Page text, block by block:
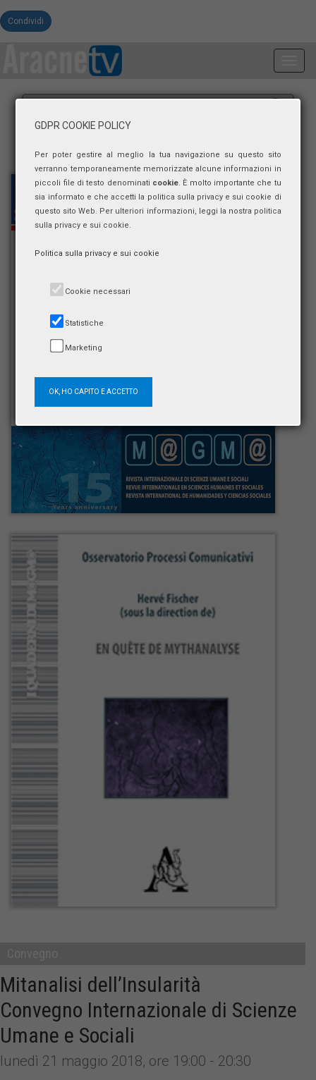
Condividi
Mitanalisi dell’Insularità
Convegno Internazionale di Scienze
Umane e Sociali
lunedì 21 maggio 2018, ore 19:00 - 20:30
GDPR COOKIE POLICY
Per poter gestire al meglio la tua navigazione su questo sito
verranno temporaneamente memorizzate alcune informazioni in
piccoli file di testo denominati cookie. È molto importante che tu
sia informato e che accetti la politica sulla privacy e sui cookie di
questo sito Web. Per ulteriori informazioni, leggi la nostra politica
sulla privacy e sui cookie.
Politica sulla privacy e sui cookie
Cookie necessari
Statistiche
Marketing
OK, HO CAPITO E ACCETTO